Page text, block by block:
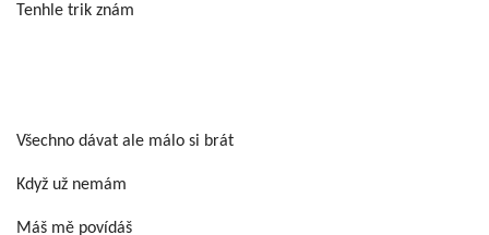
Tenhle trik znám
Všechno dávat ale málo si brát
Když už nemám
Máš mě povídáš